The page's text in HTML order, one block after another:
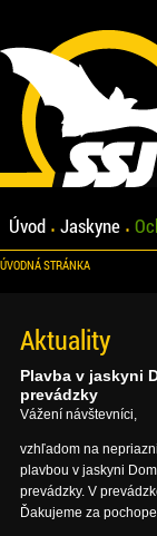
Úvod Jaskyne
ÚVODNÁ STRÁNKA
Aktuality
Plavba v jaskyni
prevádzky
Vážení návštevníci,
vzhľadom na
plavbou v jaskyni
prevádzky. V
Ďakujeme za